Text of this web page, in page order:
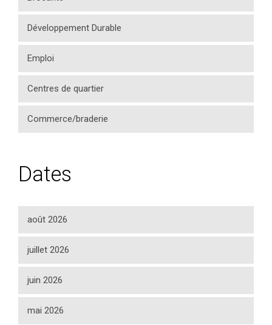
Développement Durable
Emploi
Centres de quartier
Commerce/braderie
Dates
août 2026
juillet 2026
juin 2026
mai 2026